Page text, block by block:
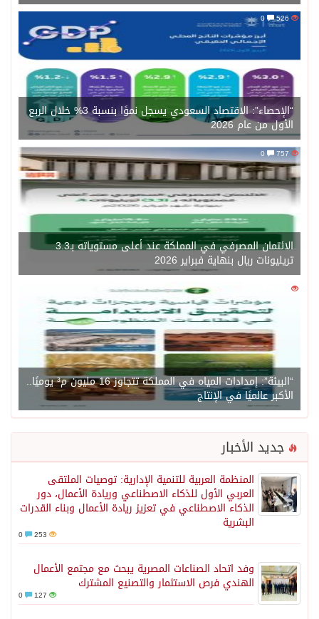
526
“الإحصاء”: الاقتصاد السعودي يسجل نموًا بنسبة 3% خلال الربع
الأول من عام 2026
757
0
الائتمان المصرفي في المملكة عند أعلى مستوياته بـ3.3
تريليونات ريال بنهاية فبراير 2026
1471
“البيئة”: إمدادات المياه في المملكة تتجاوز 16 مليون م³ يوميًا..
الأكبر عالميًا في الإنتاج
جديد الأخبار
المنظمة العربية للتنمية الإدارية: توصيات الملتقى
العربي الأول للذكاء الاصطناعي وريادة الأعمال، دور
الذكاء الاصطناعي في تعزيز ريادة الأعمال وبناء القدرات
البشرية
253
وفد اتحاد الصناعات المصرية يبحث مع مجتمع الأعمال
الهندي فرص الاستثمار والتصنيع المشترك
127